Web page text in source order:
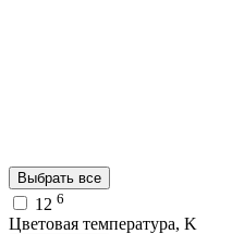
Выбрать все
12 6
Цветовая температура, K